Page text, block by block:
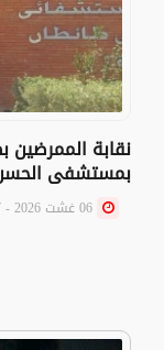
نقابة الممرضين
بمستشفى الحسن